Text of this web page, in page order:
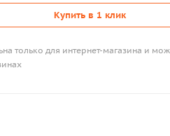
Купить в 1 клик
только для интернет-магазина и